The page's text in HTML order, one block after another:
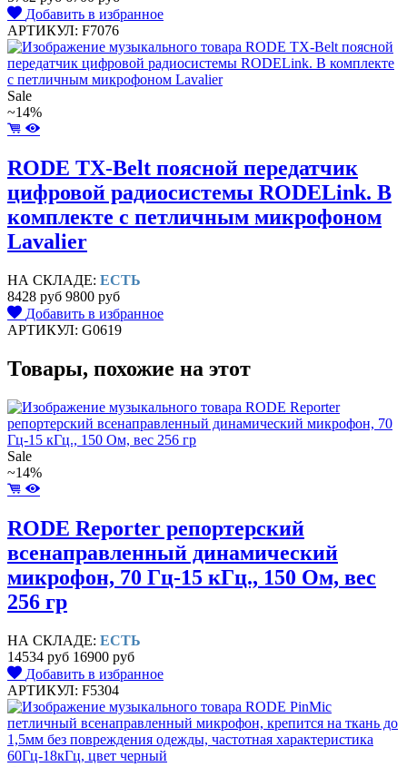
Добавить в избранное
АРТИКУЛ: F7076
Sale
~14%
RODE TX-Belt поясной передатчик
цифровой радиосистемы RODELink. В
комплекте с петличным микрофоном
Lavalier
НА СКЛАДЕ: ЕСТЬ
8428 руб 9800 руб
Добавить в избранное
АРТИКУЛ: G0619
Товары, похожие на этот
Sale
~14%
RODE Reporter репортерский
всенаправленный динамический
микрофон, 70 Гц-15 кГц., 150 Ом, вес
256 гр
НА СКЛАДЕ: ЕСТЬ
14534 руб 16900 руб
Добавить в избранное
АРТИКУЛ: F5304